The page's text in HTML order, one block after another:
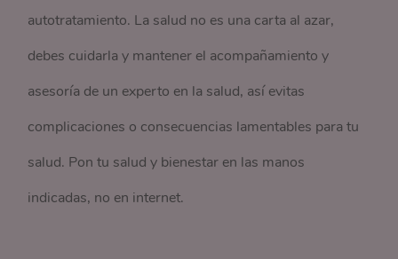
autotratamiento. La salud no es una carta al azar,
debes cuidarla y mantener el acompañamiento y
asesoría de un experto en la salud, así evitas
complicaciones o consecuencias lamentables para tu
salud. Pon tu salud y bienestar en las manos
indicadas, no en internet.